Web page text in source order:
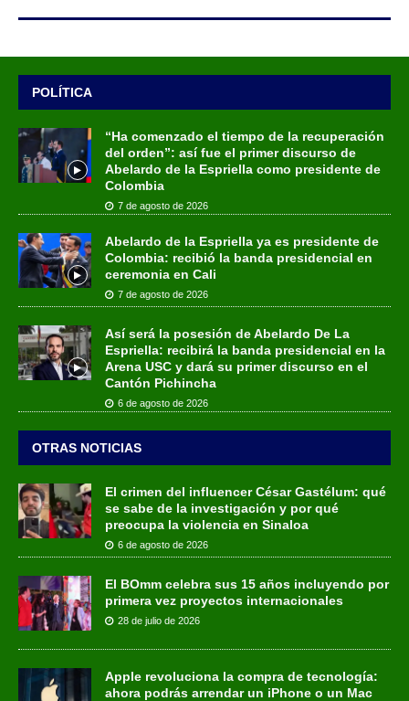
POLÍTICA
“Ha comenzado el tiempo de la recuperación
del orden”: así fue el primer discurso de
Abelardo de la Espriella como presidente de
Colombia
7 de agosto de 2026
Abelardo de la Espriella ya es presidente de
Colombia: recibió la banda presidencial en
ceremonia en Cali
7 de agosto de 2026
Así será la posesión de Abelardo De La
Espriella: recibirá la banda presidencial en la
Arena USC y dará su primer discurso en el
Cantón Pichincha
6 de agosto de 2026
OTRAS NOTICIAS
El crimen del influencer César Gastélum: qué
se sabe de la investigación y por qué
preocupa la violencia en Sinaloa
6 de agosto de 2026
El BOmm celebra sus 15 años incluyendo por
primera vez proyectos internacionales
28 de julio de 2026
Apple revoluciona la compra de tecnología:
ahora podrás arrendar un iPhone o un Mac